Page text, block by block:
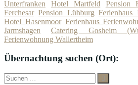
Unterfranken
Hotel Martfeld Pension
Ferchesar Pension Lühburg Ferienhaus
Hotel Hasenmoor Ferienhaus
Jarmshagen
Catering Gosheim
Ferienwohnung Wallertheim
Übernachtung suchen (Ort):
Suche
Suchen